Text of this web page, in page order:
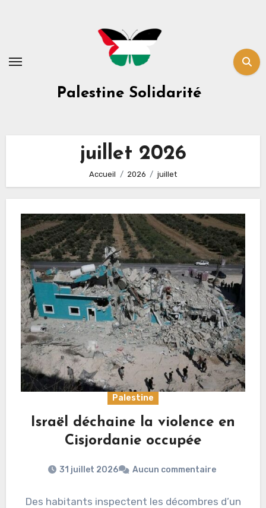
Palestine Solidarité
juillet 2026
Accueil 2026 juillet
Palestine
Israël déchaine la violence en
Cisjordanie occupée
31 juillet 2026 Aucun commentaire
Des habitants inspectent les décombres d’un